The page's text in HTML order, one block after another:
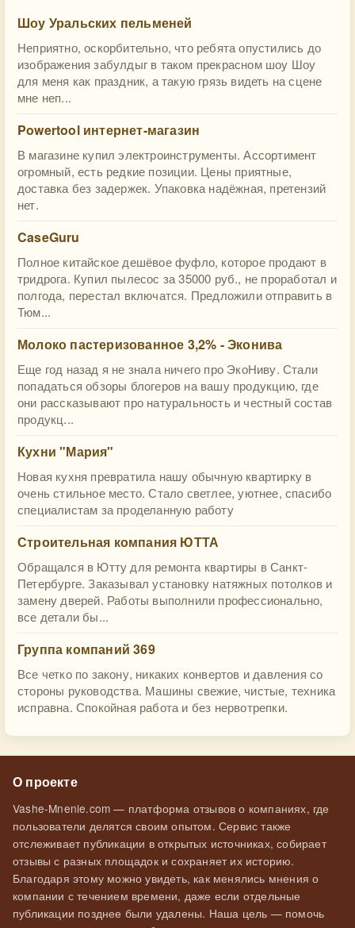
Шоу Уральских пельменей
Неприятно, оскорбительно, что ребята опустились до
изображения забулдыг в таком прекрасном шоу Шоу
для меня как праздник, а такую грязь видеть на сцене
мне неп...
Powertool интернет-магазин
В магазине купил электроинструменты. Ассортимент
огромный, есть редкие позиции. Цены приятные,
доставка без задержек. Упаковка надёжная, претензий
нет.
CaseGuru
Полное китайское дешёвое фуфло, которое продают в
тридрога. Купил пылесос за 35000 руб., не проработал и
полгода, перестал включатся. Предложили отправить в
Тюм...
Молоко пастеризованное 3,2% - Эконива
Еще год назад я не знала ничего про ЭкоНиву. Стали
попадаться обзоры блогеров на вашу продукцию, где
они рассказывают про натуральность и честный состав
продукц...
Кухни "Мария"
Новая кухня превратила нашу обычную квартирку в
очень стильное место. Стало светлее, уютнее, спасибо
специалистам за проделанную работу
Строительная компания ЮТТА
Обращался в Ютту для ремонта квартиры в Санкт-
Петербурге. Заказывал установку натяжных потолков и
замену дверей. Работы выполнили профессионально,
все детали бы...
Группа компаний 369
Все четко по закону, никаких конвертов и давления со
стороны руководства. Машины свежие, чистые, техника
исправна. Спокойная работа и без нервотрепки.
О проекте
Vashe-Mnenie.com — платформа отзывов о компаниях, где
пользователи делятся своим опытом. Сервис также
отслеживает публикации в открытых источниках, собирает
отзывы с разных площадок и сохраняет их историю.
Благодаря этому можно увидеть, как менялись мнения о
компании с течением времени, даже если отдельные
публикации позднее были удалены. Наша цель — помочь